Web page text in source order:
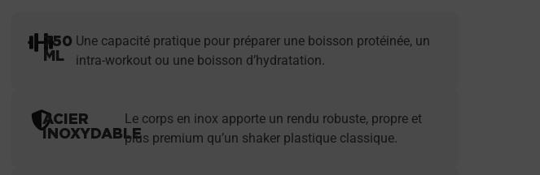
750
ML
Une capacité pratique pour préparer une boisson protéinée, un
intra-workout ou une boisson d’hydratation.
ACIER
INOXYDABLE
Le corps en inox apporte un rendu robuste, propre et
plus premium qu’un shaker plastique classique.